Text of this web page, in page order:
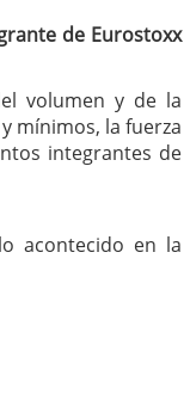
anuales
el 13/mayo
a la baja para
por un
de Eurostoxx
volumen y de la
mínimos, la fuerza
integrantes de
acontecido en la